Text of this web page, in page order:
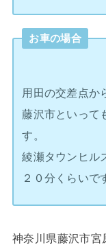
お車の場合
用田の交差点か
藤沢市といって
す。
綾瀬タウンヒル
２０分くらいで
神奈川県藤沢市宮